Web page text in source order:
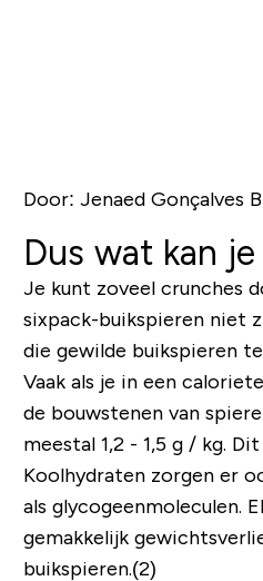
Door: Jenaed Gonçalves
Dus wat kan
Je kunt zoveel crunches
sixpack-buikspieren niet
die gewilde buikspieren
Vaak als je in een
de bouwstenen van
meestal 1,2 - 1,5 g / kg.
Koolhydraten zorgen er
als glycogeenmoleculen.
gemakkelijk
buikspieren.(2)